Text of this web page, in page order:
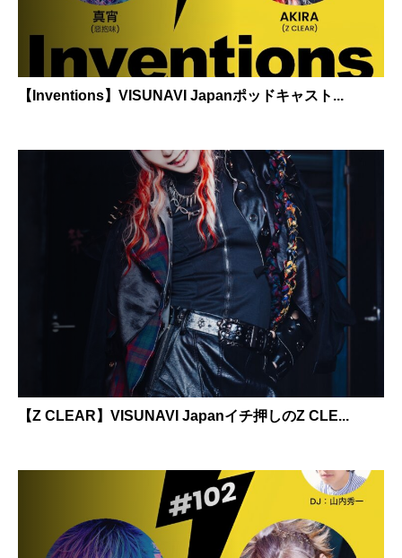
【Inventions】VISUNAVI Japanポッドキャスト...
【Z CLEAR】VISUNAVI Japanイチ押しのZ CLE...